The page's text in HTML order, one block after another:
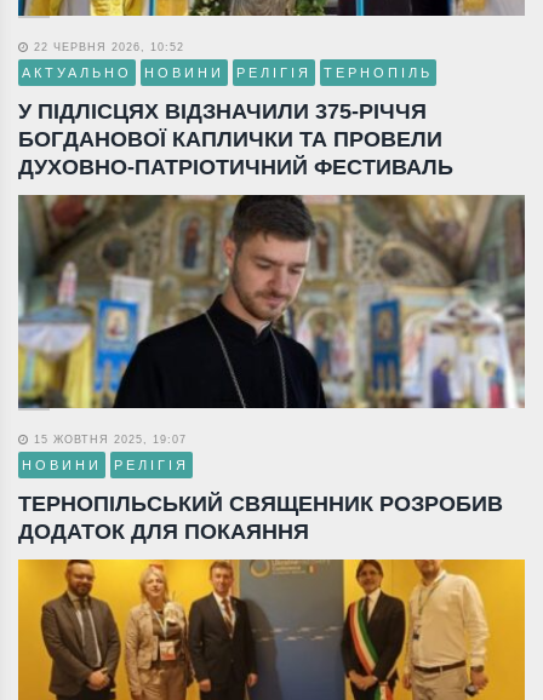
22 ЧЕРВНЯ 2026, 10:52
АКТУАЛЬНО НОВИНИ РЕЛІГІЯ ТЕРНОПІЛЬ
У ПІДЛІСЦЯХ ВІДЗНАЧИЛИ 375-РІЧЧЯ
БОГДАНОВОЇ КАПЛИЧКИ ТА ПРОВЕЛИ
ДУХОВНО-ПАТРІОТИЧНИЙ ФЕСТИВАЛЬ
15 ЖОВТНЯ 2025, 19:07
НОВИНИ РЕЛІГІЯ
ТЕРНОПІЛЬСЬКИЙ СВЯЩЕННИК РОЗРОБИВ
ДОДАТОК ДЛЯ ПОКАЯННЯ